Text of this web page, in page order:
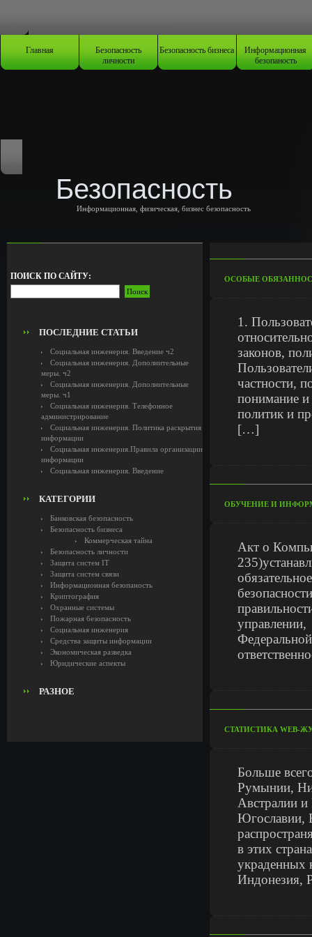
Главная Безопасность
личности
Безопасность бизнеса Информационная
безопаность
Безопасность
Информационная, физическая, бизнес безопасность
ПОИСК ПО САЙТУ:
ПОСЛЕДНИЕ СТАТЬИ
Социальная инженерия. Введение ч2
Социальная инженерия. Дополнительные
меры. ч2
Социальная инженерия. Дополнительные
меры. ч1
Социальная инженерия. Телефонное
администрирование
Социальная инженерия. Политика раскрытия
информации
Социальная инженерия.Правила организации
информации
Социальная инженерия. Введение
КАТЕГОРИИ
Банковская безопасность
Безопасность бизнеса
Коммерческая тайна
Безопасность личности
Защита систем IT
Защита систем связи
Информационная безопаность
Криптография
Охранные системы
Пожарная безопасность
Социальная инженерия
Средства защиты информации
Экономическая разведка
Юридические аспекты
РАЗНОЕ
ОСОБЫЕ
1.
законов,
частности,
понимание
политик и
[…]
ОБУЧЕНИЕ И
Акт о
СТАТИСТИКА WEB-
Больше
Румынии,
Австралии
Югославии,
в этих
украденных